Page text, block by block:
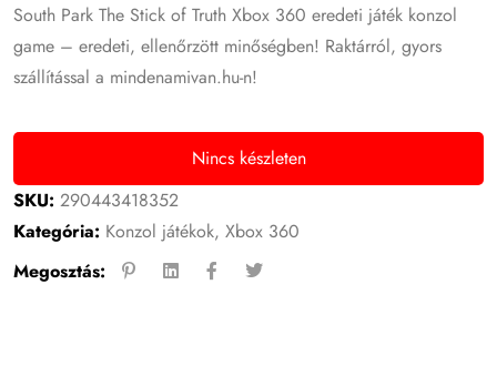
South Park The Stick of Truth Xbox 360 eredeti játék konzol
game – eredeti, ellenőrzött minőségben! Raktárról, gyors
szállítással a mindenamivan.hu-n!
Nincs készleten
SKU:290443418352
Kategória: Konzol játékok,Xbox 360
Megosztás: